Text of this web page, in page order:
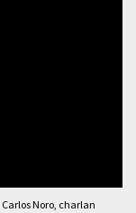
Noro, charlan